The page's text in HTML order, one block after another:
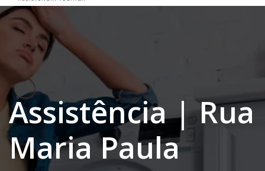
Assistência | Rua
Maria Paula